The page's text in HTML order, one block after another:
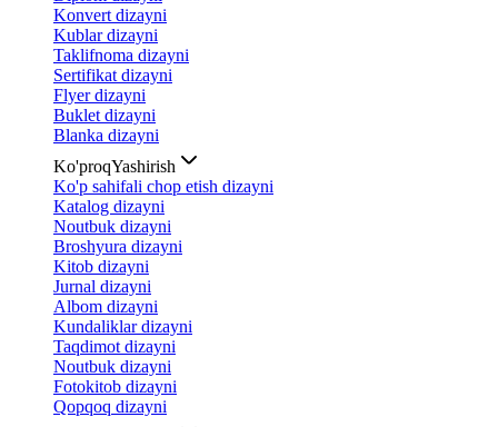
Konvert dizayni
Kublar dizayni
Taklifnoma dizayni
Sertifikat dizayni
Flyer dizayni
Buklet dizayni
Blanka dizayni
Ko'proqYashirish
Ko'p sahifali chop etish dizayni
Katalog dizayni
Noutbuk dizayni
Broshyura dizayni
Kitob dizayni
Jurnal dizayni
Albom dizayni
Kundaliklar dizayni
Taqdimot dizayni
Noutbuk dizayni
Fotokitob dizayni
Qopqoq dizayni